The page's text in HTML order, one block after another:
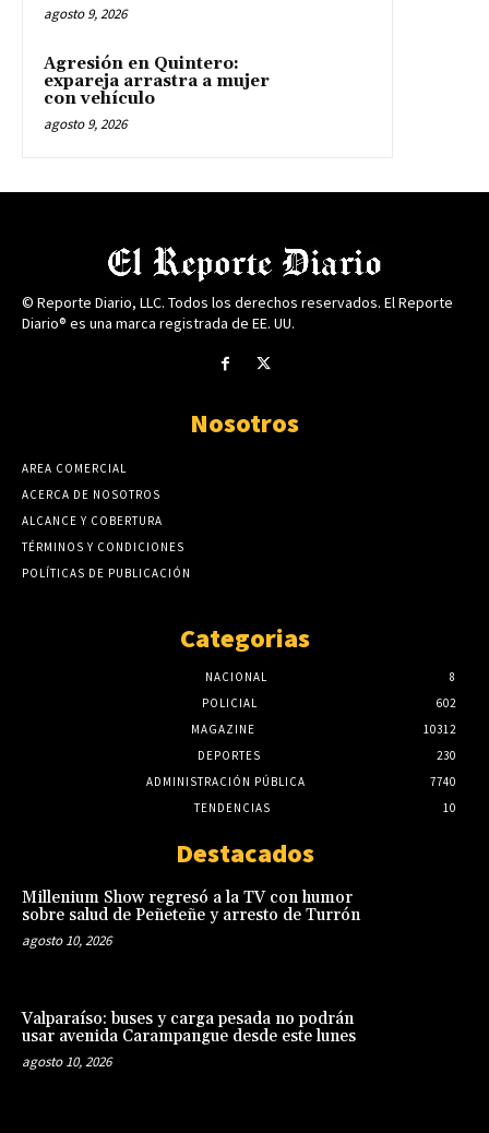
agosto 9, 2026
Agresión en Quintero:
expareja arrastra a mujer
con vehículo
agosto 9, 2026
© Reporte Diario, LLC. Todos los derechos reservados. El Reporte
Diario® es una marca registrada de EE. UU.
Nosotros
AREA COMERCIAL
ACERCA DE NOSOTROS
ALCANCE Y COBERTURA
TÉRMINOS Y CONDICIONES
POLÍTICAS DE PUBLICACIÓN
Categorias
NACIONAL
8
POLICIAL
602
MAGAZINE
10312
DEPORTES
230
ADMINISTRACIÓN PÚBLICA
7740
TENDENCIAS
10
Destacados
Millenium Show regresó a la TV con humor
sobre salud de Peñeteñe y arresto de Turrón
agosto 10, 2026
Valparaíso: buses y carga pesada no podrán
usar avenida Carampangue desde este lunes
agosto 10, 2026